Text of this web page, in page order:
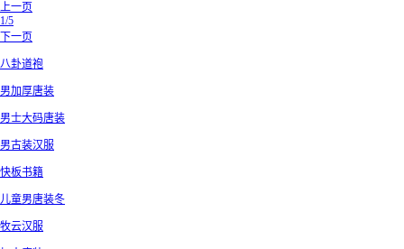
上一页
1/5
下一页
八卦道袍
男加厚唐装
男士大码唐装
男古装汉服
快板书籍
儿童男唐装冬
牧云汉服